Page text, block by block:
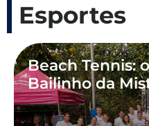
Esportes
Beach Tennis:
Bailinho da